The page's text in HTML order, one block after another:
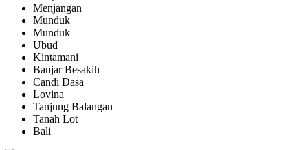
Menjangan
Munduk
Munduk
Ubud
Kintamani
Banjar Besakih
Candi Dasa
Lovina
Tanjung Balangan
Tanah Lot
Bali